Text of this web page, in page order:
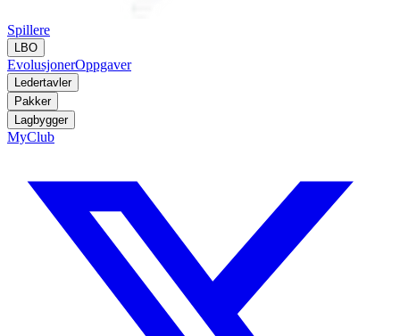
Spillere
LBO
EvolusjonerOppgaver
Ledertavler
Pakker
Lagbygger
MyClub